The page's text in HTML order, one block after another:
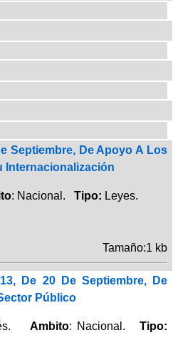
Septiembre, De Apoyo A Los
Internacionalización
: Nacional. Tipo: Leyes.
Tamaño:1 kb
De 20 De Septiembre, De
Público
Ambito: Nacional.Tipo: